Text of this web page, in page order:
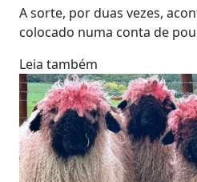
A sorte, por duas vezes,
colocado numa conta de
Leia também